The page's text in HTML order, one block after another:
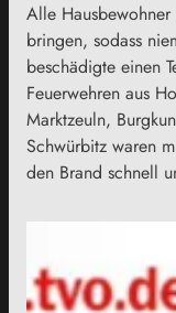
Alle
bringen, sodass
beschädigte einen
Feuerwehren aus
Marktzeuln,
Schwürbitz waren
den Brand schnell